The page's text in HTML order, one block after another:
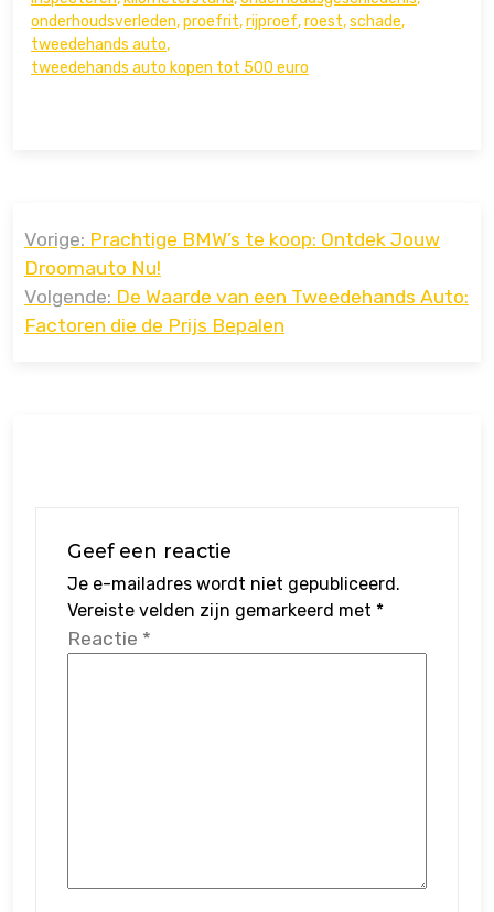
onderhoudsverleden,proefrit,rijproef,roest,schade,
tweedehands auto,
tweedehands auto kopen tot 500 euro
navigatie
Vorige: Prachtige BMW’s te koop: Ontdek Jouw
Droomauto Nu!
Volgende: De Waarde van een Tweedehands Auto:
Factoren die de Prijs Bepalen
Geef een reactie
Je e-mailadres wordt niet gepubliceerd.
Vereiste velden zijn gemarkeerd met *
Reactie *